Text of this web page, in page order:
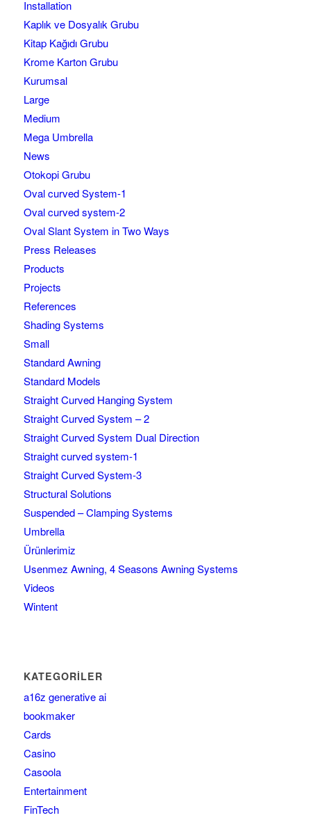
Installation
Kaplık ve Dosyalık Grubu
Kitap Kağıdı Grubu
Krome Karton Grubu
Kurumsal
Large
Medium
Mega Umbrella
News
Otokopi Grubu
Oval curved System-1
Oval curved system-2
Oval Slant System in Two Ways
Press Releases
Products
Projects
References
Shading Systems
Small
Standard Awning
Standard Models
Straight Curved Hanging System
Straight Curved System – 2
Straight Curved System Dual Direction
Straight curved system-1
Straight Curved System-3
Structural Solutions
Suspended – Clamping Systems
Umbrella
Ürünlerimiz
Usenmez Awning, 4 Seasons Awning Systems
Videos
Wintent
KATEGORILER
a16z generative ai
bookmaker
Cards
Casino
Casoola
Entertainment
FinTech